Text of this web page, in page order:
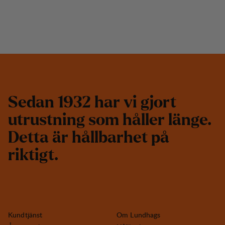
Sedan 1932 har vi gjort
utrustning som håller länge.
Detta är hållbarhet på
riktigt.
Kundtjänst
Om Lundhags